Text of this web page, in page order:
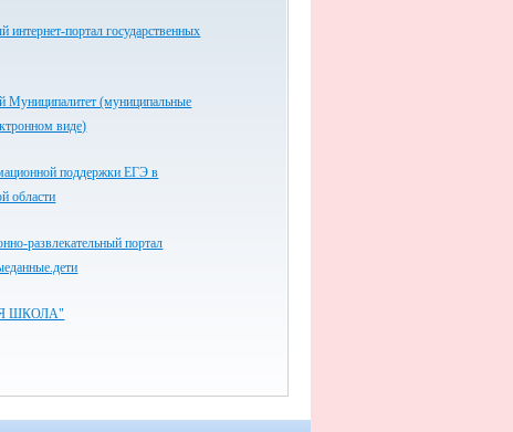
интернет-портал государственных
Муниципалитет (муниципальные
виде)
поддержки ЕГЭ в
области
развлекательный портал
ШКОЛА"